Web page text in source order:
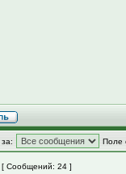
Поле
[ Сообщений: 24 ]